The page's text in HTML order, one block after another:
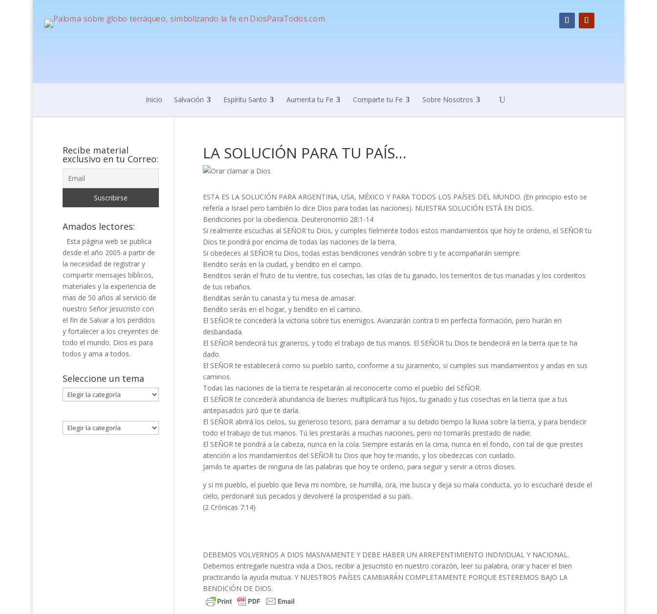
Inicio Salvación Espíritu Santo Aumenta tu Fe Comparte tu Fe Sobre Nosotros
LA SOLUCIÓN PARA TU PAÍS…
ESTA ES LA SOLUCIÓN PARA ARGENTINA, USA, MÉXICO Y PARA TODOS LOS PAÍSES DEL MUNDO. (En principio esto se
refería a Israel pero también lo dice Dios para todas las naciones). NUESTRA SOLUCIÓN ESTÁ EN DIOS.
Bendiciones por la obediencia. Deuteronomio 28:1-14
Si realmente escuchas al SEÑOR tu Dios, y cumples fielmente todos estos mandamientos que hoy te ordeno, el SEÑOR tu
Dios te pondrá por encima de todas las naciones de la tierra.
Si obedeces al SEÑOR tu Dios, todas estas bendiciones vendrán sobre ti y te acompañarán siempre:
Bendito serás en la ciudad, y bendito en el campo.
Benditos serán el fruto de tu vientre, tus cosechas, las crías de tu ganado, los terneritos de tus manadas y los corderitos
de tus rebaños.
Benditas serán tu canasta y tu mesa de amasar.
Bendito serás en el hogar, y bendito en el camino.
El SEÑOR te concederá la victoria sobre tus enemigos. Avanzarán contra ti en perfecta formación, pero huirán en
desbandada.
El SEÑOR bendecirá tus graneros, y todo el trabajo de tus manos. El SEÑOR tu Dios te bendecirá en la tierra que te ha
dado.
El SEÑOR te establecerá como su pueblo santo, conforme a su juramento, si cumples sus mandamientos y andas en sus
caminos.
Todas las naciones de la tierra te respetarán al reconocerte como el pueblo del SEÑOR.
El SEÑOR te concederá abundancia de bienes: multiplicará tus hijos, tu ganado y tus cosechas en la tierra que a tus
antepasados juró que te daría.
El SEÑOR abrirá los cielos, su generoso tesoro, para derramar a su debido tiempo la lluvia sobre la tierra, y para bendecir
todo el trabajo de tus manos. Tú les prestarás a muchas naciones, pero no tomarás prestado de nadie.
El SEÑOR te pondrá a la cabeza, nunca en la cola. Siempre estarás en la cima, nunca en el fondo, con tal de que prestes
atención a los mandamientos del SEÑOR tu Dios que hoy te mando, y los obedezcas con cuidado.
Jamás te apartes de ninguna de las palabras que hoy te ordeno, para seguir y servir a otros dioses.
y si mi pueblo, el pueblo que lleva mi nombre, se humilla, ora, me busca y deja su mala conducta, yo lo escucharé desde el
cielo, perdonaré sus pecados y devolveré la prosperidad a su país.
(2 Crónicas 7:14)
DEBEMOS VOLVERNOS A DIOS MASIVAMENTE Y DEBE HABER UN ARREPENTIMIENTO INDIVIDUAL Y NACIONAL.
Debemos entregarle nuestra vida a Dios, recibir a Jesucristo en nuestro corazón, leer su palabra, orar y hacer el bien
practicando la ayuda mutua. Y NUESTROS PAÍSES CAMBIARÁN COMPLETAMENTE PORQUE ESTEREMOS BAJO LA
BENDICIÓN DE DIOS.
Recibe material
exclusivo en tu Correo:
Amados lectores:
Esta página web se publica
desde el año 2005 a partir de
la necesidad de registrar y
compartir mensajes bíblicos,
materiales y la experiencia de
mas de 50 años al servicio de
nuestro Señor Jesucristo con
el fin de Salvar a los perdidos
y fortalecer a los creyentes de
todo el mundo. Dios es para
todos y ama a todos.
Seleccione un tema
Seleccione
un